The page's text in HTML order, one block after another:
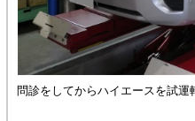
問診をしてからハイエースを試運